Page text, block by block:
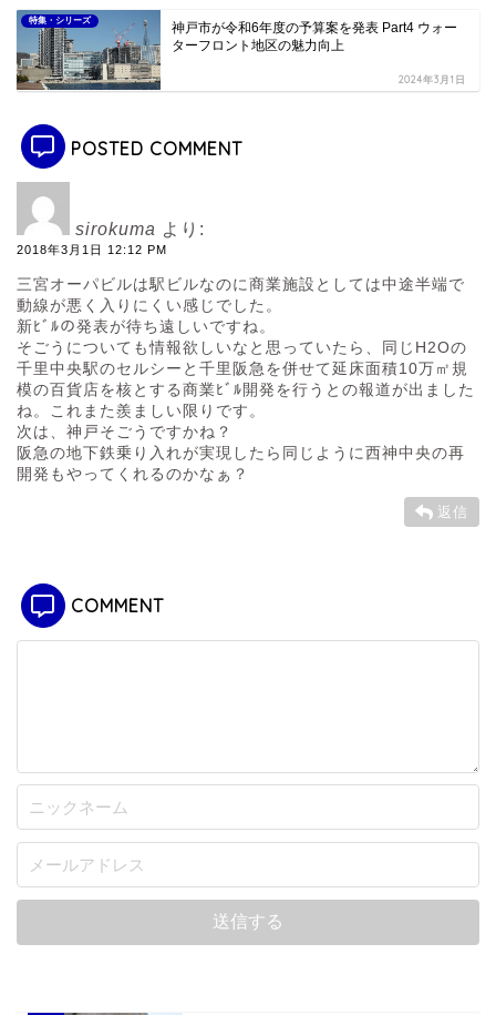
特集・シリーズ
神戸市が令和6年度の予算案を発表 Part4 ウォー
ターフロント地区の魅力向上
2024年3月1日
POSTED COMMENT
sirokuma より:
2018年3月1日 12:12 PM
三宮オーパビルは駅ビルなのに商業施設としては中途半端で
動線が悪く入りにくい感じでした。
新ﾋﾞﾙの発表が待ち遠しいですね。
そごうについても情報欲しいなと思っていたら、同じH2Oの
千里中央駅のセルシーと千里阪急を併せて延床面積10万㎡規
模の百貨店を核とする商業ﾋﾞﾙ開発を行うとの報道が出ました
ね。これまた羨ましい限りです。
次は、神戸そごうですかね？
阪急の地下鉄乗り入れが実現したら同じように西神中央の再
開発もやってくれるのかなぁ？
返信
COMMENT